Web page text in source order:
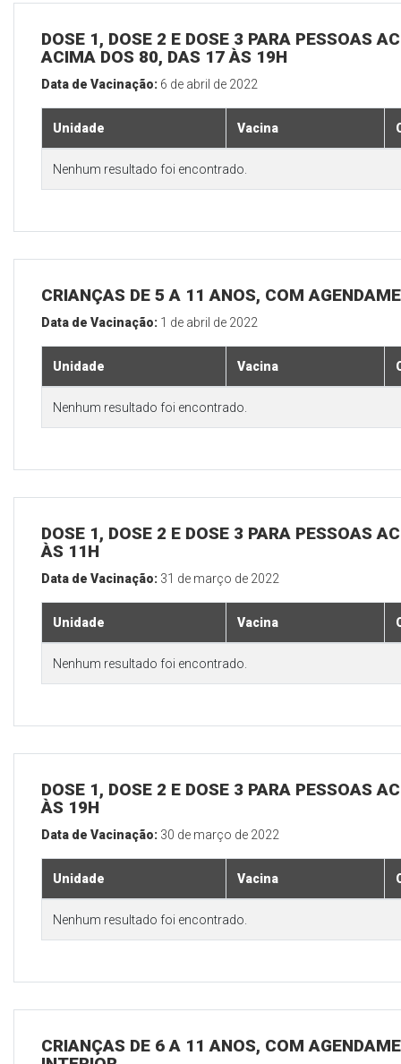
DOSE 1, DOSE 2 E DOSE 3 PARA PESSOAS
ACIMA DOS 80, DAS 17 ÀS 19H
Data de Vacinação: 6 de abril de 2022
Unidade Vacina
Nenhum resultado foi encontrado.
CRIANÇAS DE 5 A 11 ANOS, COM
Data de Vacinação: 1 de abril de 2022
Unidade Vacina
Nenhum resultado foi encontrado.
DOSE 1, DOSE 2 E DOSE 3 PARA PESSOAS
ÀS 11H
Data de Vacinação: 31 de março de 2022
Unidade Vacina
Nenhum resultado foi encontrado.
DOSE 1, DOSE 2 E DOSE 3 PARA PESSOAS
ÀS 19H
Data de Vacinação: 30 de março de 2022
Unidade Vacina
Nenhum resultado foi encontrado.
CRIANÇAS DE 6 A 11 ANOS, COM